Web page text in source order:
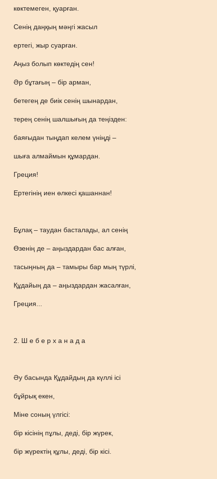
көктемеген, қуарған.
Сенің даңқың мәңгі жасыл
ертегі, жыр суарған.
Аңыз болып көктедің сен!
Әр бұтағың – бір арман,
бетегең де биік сенің шынардан,
терең сенің шалшығың да теңізден:
баяғыдан тыңдап келем үніңді –
шыға алмаймын құмардан.
Греция!
Ертегінің иен өлкесі қашаннан!
Бұлақ – таудан басталады, ал сенің
Өзенің де – аңыздардан бас алған,
тасыңның да – тамыры бар мың түрлі,
Құдайың да – аңыздардан жасалған,
Греция...
2. Ш е б е р х а н а д а
Әу басында Құдайдың да күллі ісі
бұйрық екен,
Міне соның үлгісі:
бір кісінің пұлы, деді, бір жүрек,
бір жүректің құлы, деді, бір кісі.